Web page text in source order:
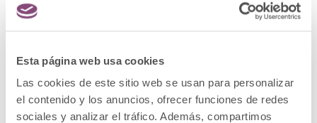
Esta página web usa cookies
Las cookies de este sitio web se usan para personalizar
el contenido y los anuncios, ofrecer funciones de redes
sociales y analizar el tráfico. Además, compartimos
comienza por una serie de medidas paracontrolar
venoso. Así, es crucial la disminución o la eliminación
del consumo de tabaco, además del mantenimiento
de una dieta equilibrada y realizar ejercicio físico
diario para evitar el sedentarismo.